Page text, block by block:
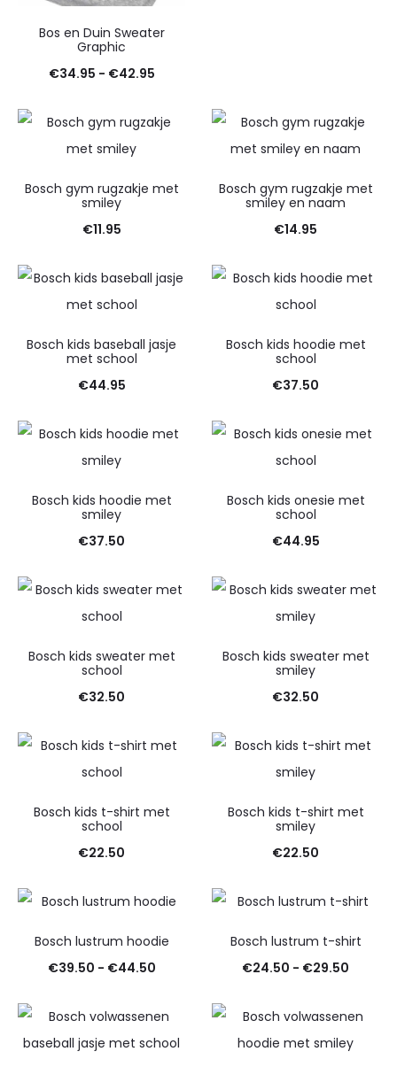
Bos en Duin Sweater
Graphic
€34.95 - €42.95Prijsklasse:
tot
Bosch gym rugzakje met
smiley
€11.95
Bosch gym rugzakje met
smiley en naam
€14.95
Bosch kids baseball jasje
met school
€44.95
Bosch kids hoodie met
school
€37.50
Bosch kids hoodie met
smiley
€37.50
Bosch kids onesie met
school
€44.95
Bosch kids sweater met
school
€32.50
Bosch kids sweater met
smiley
€32.50
Bosch kids t-shirt met
school
€22.50
Bosch kids t-shirt met
smiley
€22.50
Bosch lustrum hoodie
€39.50 - €44.50Prijsklasse:
tot
€44.50
Bosch lustrum t-shirt
€24.50 - €29.50
tot
€29.50